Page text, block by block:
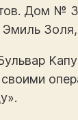
Дом №
Эмиль